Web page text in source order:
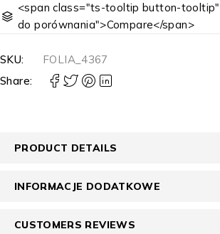
<span class="ts-tooltip button-
do porównania">Compare</span>
SKU:
FOLIA_4367
Share:
PRODUCT DETAILS
INFORMACJE DODATKOWE
CUSTOMERS REVIEWS